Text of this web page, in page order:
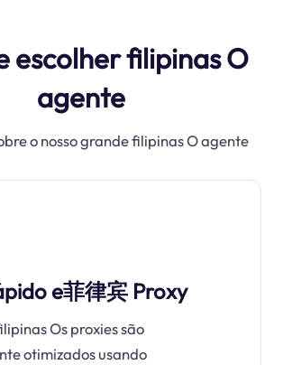
escolher filipinas O
agente
o nosso grande filipinas O agente
e菲律宾 Proxy
Os proxies são
otimizados usando